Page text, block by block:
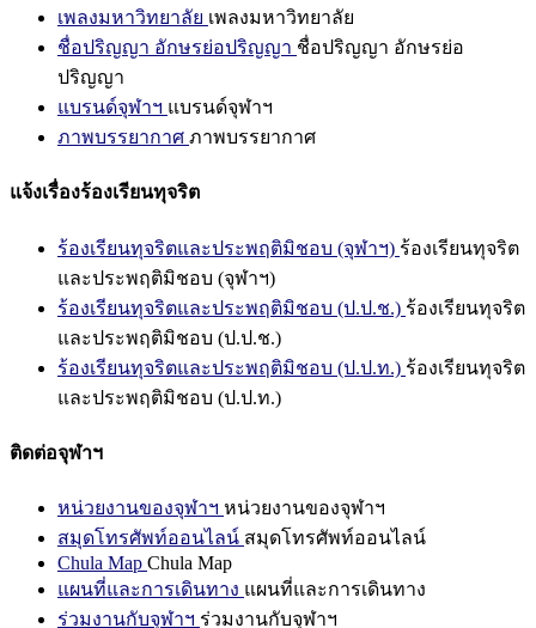
เพลงมหาวิทยาลัย เพลงมหาวิทยาลัย
ชื่อปริญญา อักษรย่อปริญญา ชื่อปริญญา อักษรย่อ
ปริญญา
แบรนด์จุฬาฯ แบรนด์จุฬาฯ
ภาพบรรยากาศ ภาพบรรยากาศ
แจ้งเรื่องร้องเรียนทุจริต
ร้องเรียนทุจริตและประพฤติมิชอบ (จุฬาฯ) ร้องเรียนทุจริต
และประพฤติมิชอบ (จุฬาฯ)
ร้องเรียนทุจริตและประพฤติมิชอบ (ป.ป.ช.) ร้องเรียนทุจริต
และประพฤติมิชอบ (ป.ป.ช.)
ร้องเรียนทุจริตและประพฤติมิชอบ (ป.ป.ท.) ร้องเรียนทุจริต
และประพฤติมิชอบ (ป.ป.ท.)
ติดต่อจุฬาฯ
หน่วยงานของจุฬาฯ หน่วยงานของจุฬาฯ
สมุดโทรศัพท์ออนไลน์ สมุดโทรศัพท์ออนไลน์
Chula Map Chula Map
แผนที่และการเดินทาง แผนที่และการเดินทาง
ร่วมงานกับจุฬาฯ ร่วมงานกับจุฬาฯ